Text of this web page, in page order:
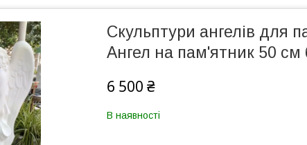
Скульптури ангелів для
Ангел на пам'ятник 50 см
6 500 ₴
В наявності